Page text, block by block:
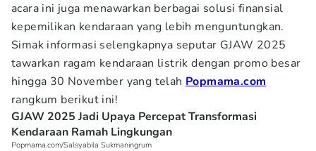
acara ini juga menawarkan berbagai solusi finansial
kepemilikan kendaraan yang lebih menguntungkan.
Simak informasi selengkapnya seputar GJAW 2025
tawarkan ragam kendaraan listrik dengan promo besar
hingga 30 November yang telah Popmama.com
rangkum berikut ini!
GJAW 2025 Jadi Upaya Percepat Transformasi
Kendaraan Ramah Lingkungan
Popmama.com/Salsyabila Sukmaningrum